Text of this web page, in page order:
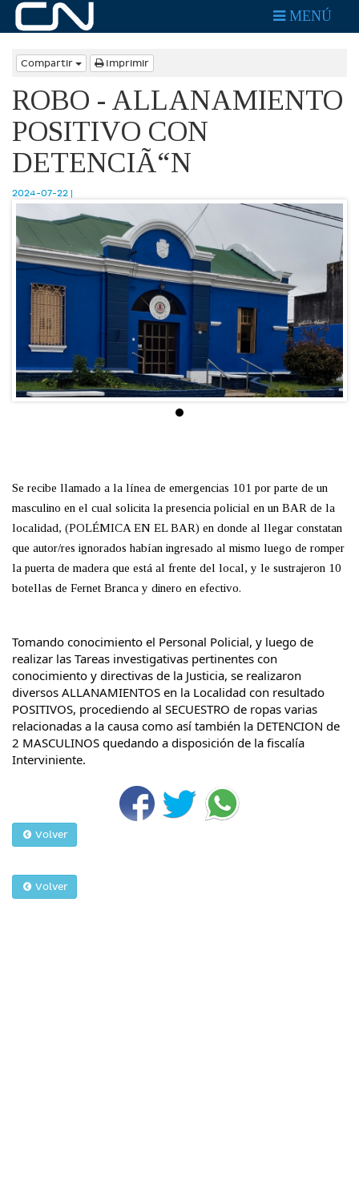
MENÚ
Compartir Imprimir
ROBO - ALLANAMIENTO
POSITIVO CON
DETENCIÃ“N
2024-07-22 |
Se recibe llamado a la línea de emergencias 101 por parte de un
masculino en el cual solicita la presencia policial en un BAR de la
localidad, (POLÉMICA EN EL BAR) en donde al llegar constatan
que autor/res ignorados habían ingresado al mismo luego de romper
la puerta de madera que está al frente del local, y le sustrajeron 10
botellas de Fernet Branca y dinero en efectivo.
Tomando conocimiento el Personal Policial, y luego de
realizar las Tareas investigativas pertinentes con
conocimiento y directivas de la Justicia, se realizaron
diversos ALLANAMIENTOS en la Localidad con resultado
POSITIVOS, procediendo al SECUESTRO de ropas varias
relacionadas a la causa como así también la DETENCION de
2 MASCULINOS quedando a disposición de la fiscalía
Interviniente.
Volver
Volver